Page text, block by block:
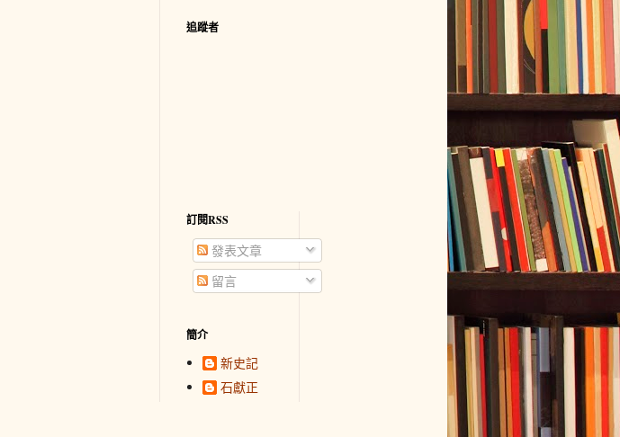
追蹤者
訂閱RSS
發表文章
留言
簡介
新史記
石獻正